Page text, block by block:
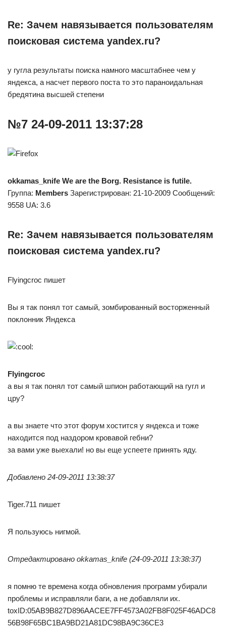
Re: Зачем навязывается пользователям
поисковая система yandex.ru?
у гугла результаты поиска намного масштабнее чем у
яндекса, а насчет первого поста то это параноидальная
бредятина высшей степени
№7 24-09-2011 13:37:28
okkamas_knife We are the Borg. Resistance is futile.
Группа: Members Зарегистрирован: 21-10-2009 Сообщений:
9558 UA: 3.6
Re: Зачем навязывается пользователям
поисковая система yandex.ru?
Flyingcroc пишет
Вы я так понял тот самый, зомбированный восторженный
поклонник Яндекса
Flyingcroc
а вы я так понял тот самый шпион работающий на гугл и
цру?
а вы знаете что этот форум хостится у яндекса и тоже
находится под наздором кровавой гебни?
за вами уже выехали! но вы еще успеете принять яду.
Добавлено 24-09-2011 13:38:37
Tiger.711 пишет
Я пользуюсь нигмой.
Отредактировано okkamas_knife (24-09-2011 13:38:37)
я помню те времена когда обновления программ убирали
проблемы и исправляли баги, а не добавляли их.
toxID:05AB9B827D896AACEE7FF4573A02FB8F025F46ADC8
56B98F65BC1BA9BD21A81DC98BA9C36CE3